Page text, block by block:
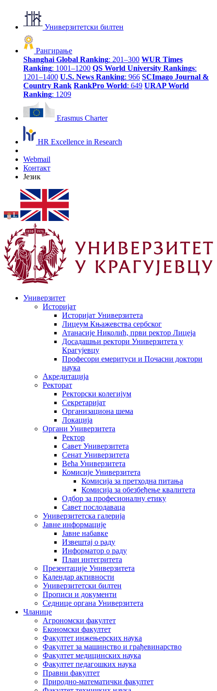
Универзитетски билтен
Рангирање
Shanghai Global Ranking: 201–300 WUR Times
Ranking: 1001–1200 QS World University Rankings:
1201–1400 U.S. News Ranking: 966 SCImago Journal &
Country Rank RankPro World: 649 URAP World
Ranking: 1209
Erasmus Charter
HR Excellence in Research
Webmail
Контакт
Језик
Универзитет
Историјат
Историјат Универзитета
Лицеум Књажевства сербског
Атанасије Николић, први ректор Лицеја
Досадашњи ректори Универзитета у
Крагујевцу
Професори емеритуси и Почасни доктори
наука
Акредитација
Ректорат
Ректорски колегијум
Секретаријат
Организациона шема
Локација
Органи Универзитета
Ректор
Савет Универзитета
Сенат Универзитета
Већа Универзитета
Комисије Универзитета
Комисија за претходна питања
Комисија за обезбеђење квалитета
Одбор за професионалну етику
Савет послодаваца
Универзитетска галерија
Јавне информације
Јавне набавке
Извештај о раду
Информатор о раду
План интегритета
Презентације Универзитета
Календар активности
Универзитетски билтен
Прописи и документи
Седнице органа Универзитета
Чланице
Агрономски факултет
Економски факултет
Факултет инжењерских наука
Факултет за машинство и грађевинарство
Факултет медицинских наука
Факултет педагошких наука
Правни факултет
Природно-математички факултет